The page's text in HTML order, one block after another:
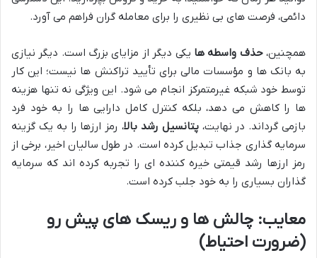
دائمی، فرصت های بی نظیری را برای معامله گران فراهم می آورد.
همچنین،حذف واسطه ها یکی دیگر از مزایای بزرگ است. دیگر نیازی
به بانک ها و مؤسسات مالی برای تأیید تراکنش ها نیست؛ این کار
توسط خود شبکه غیرمتمرکز انجام می شود. این ویژگی نه تنها هزینه
ها را کاهش می دهد، بلکه کنترل کامل دارایی ها را به خود فرد
بازمی گرداند. در نهایت،پتانسیل رشد بالا، رمز ارزها را به یک گزینه
سرمایه گذاری جذاب تبدیل کرده است. در طول سالیان اخیر، برخی از
رمز ارزها رشد قیمتی خیره کننده ای را تجربه کرده اند که سرمایه
گذاران بسیاری را به خود جلب کرده است.
معایب: چالش ها و ریسک های پیش رو
(ضرورت احتیاط)